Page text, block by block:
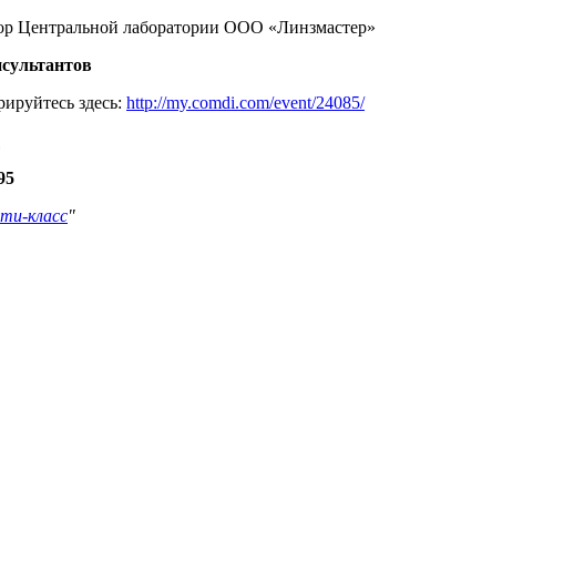
Центральной лаборатории ООО «Линзмастер»
здесь: http://my.comdi.com/event/24085/
класс"